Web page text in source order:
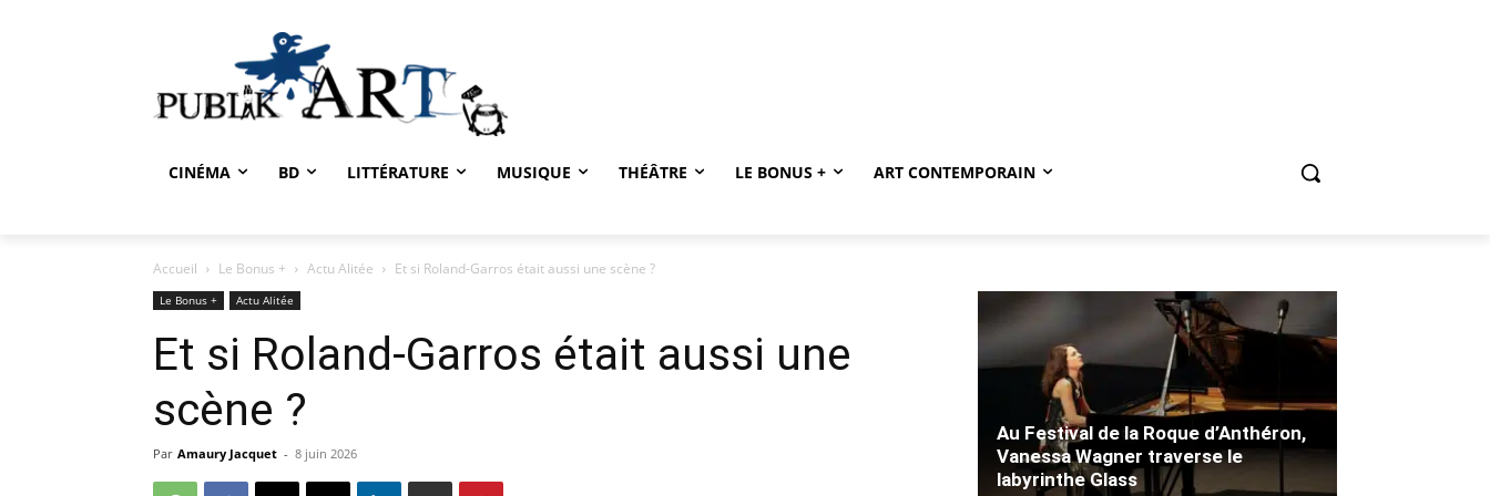
CINÉMA BD LITTÉRATURE MUSIQUE THÉÂTRE LE BONUS + ART CONTEMPORAIN
Accueil Le Bonus + Actu Alitée Et si Roland-Garros était aussi une scène ?
Le Bonus + Actu Alitée
Et si Roland-Garros était aussi une
scène ?
Par Amaury Jacquet - 8 juin 2026
Au Festival de la Roque d’Anthéron,
Vanessa Wagner traverse le
labyrinthe Glass